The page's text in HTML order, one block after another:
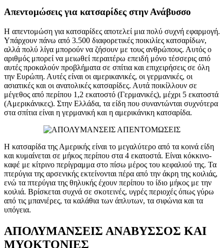
Απεντομώσεις για κατσαρίδες στην Ανάβυσσο
Η απεντομώση για κατσαρίδες αποτελεί μια πολύ συχνή εφαρμογή.
Υπάρχουν πάνω από 3.500 διαφορετικές ποικιλίες κατσαρίδων,
αλλά πολύ λίγα μπορούν να ζήσουν με τους ανθρώπους. Αυτός ο
αριθμός μπορεί να μειωθεί περαιτέρω επειδή μόνο τέσσερις από
αυτές προκαλούν προβλήματα σε σπίτια και επιχειρήσεις σε όλη
την Ευρώπη. Αυτές είναι οι αμερικανικές, οι γερμανικές, οι
ασιατικές και οι ανατολικές κατσαρίδες. Αυτά ποικίλλουν σε
μέγεθος από περίπου 1,2 εκατοστό (Γερμανικές), μέχρι 5 εκατοστά
(Αμερικάνικες). Στην Ελλάδα, τα είδη που συναντώνται συχνότερα
στα σπίτια είναι η γερμανική και η αμερικάνικη κατσαρίδα.
Η κατσαρίδα της Αμερικής είναι το μεγαλύτερο από τα κοινά είδη
και κυμαίνεται σε μήκος περίπου στα 4 εκατοστά. Είναι κόκκινο-
καφέ με κίτρινο περίγραμμα στο πίσω μέρος του κεφαλιού της. Τα
πτερύγια της αρσενικής εκτείνονται πέρα από την άκρη της κοιλιάς,
ενώ τα πτερύγια της θηλυκής έχουν περίπου το ίδιο μήκος με την
κοιλιά. Βρίσκεται συχνά σε σκοτεινές, υγρές περιοχές όπως γύρω
από τις μπανιέρες, τα καλάθια των άπλυτων, τα σιφώνια και τα
υπόγεια.
ΑΠΟΛΥΜΑΝΣΕΙΣ ΑΝΑΒΥΣΣΟΣ ΚΑΙ
ΜΥΟΚΤΟΝΙΕΣ